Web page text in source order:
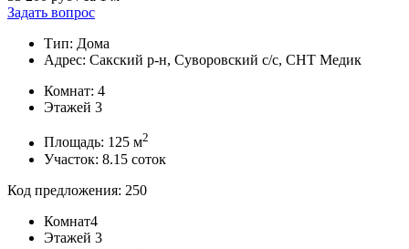
Задать вопрос
Тип: Дома
Адрес: Сакский р-н, Суворовский с/с, СНТ Медик
Комнат: 4
Этажей 3
Площадь: 125 м2
Участок: 8.15 соток
Код предложения: 250
Комнат4
Этажей 3